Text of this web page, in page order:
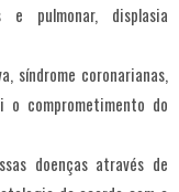
pulmonar, displasia
síndrome coronarianas,
comprometimento do
doenças através de